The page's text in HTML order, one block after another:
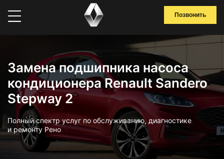
Позвонить
Замена подшипника насоса
кондиционера Renault Sandero
Stepway 2
Полный спектр услуг по обслуживанию, диагностике
и ремонту Рено